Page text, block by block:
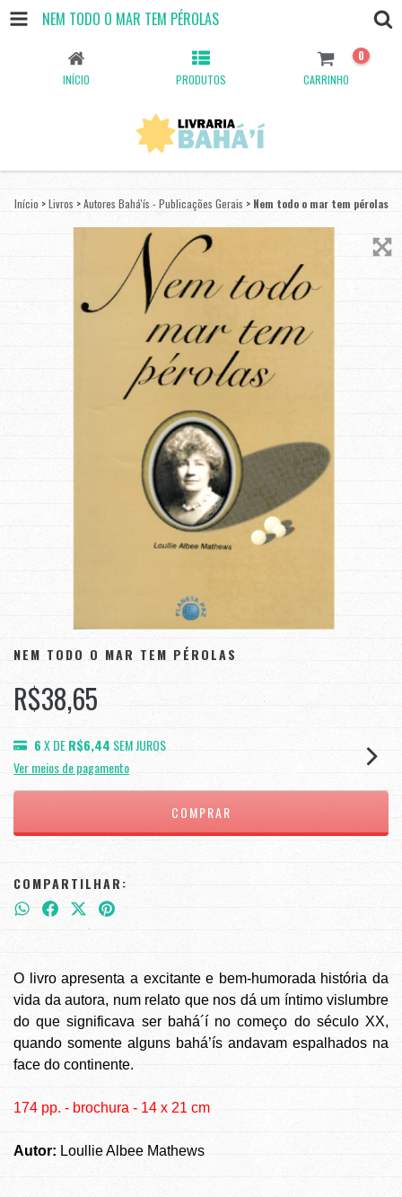
NEM TODO O MAR TEM PÉROLAS
INÍCIO PRODUTOS CARRINHO
0
Início > Livros > Autores Bahá'ís - Publicações Gerais > Nem todo o mar tem pérolas
NEM TODO O MAR TEM PÉROLAS
R$38,65
6X DER$6,44 SEM JUROS
Ver meios de pagamento
COMPARTILHAR:
O livro apresenta a excitante e bem-humorada história da
vida da autora, num relato que nos dá um íntimo vislumbre
do que significava ser bahá´í no começo do século XX,
quando somente alguns bahá’ís andavam espalhados na
face do continente.
174 pp. - brochura - 14 x 21 cm
Autor: Loullie Albee Mathews